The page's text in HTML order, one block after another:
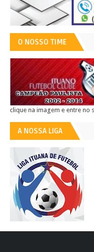
O NOSSO TIME
clique na imagem e entre no
A NOSSA LIGA